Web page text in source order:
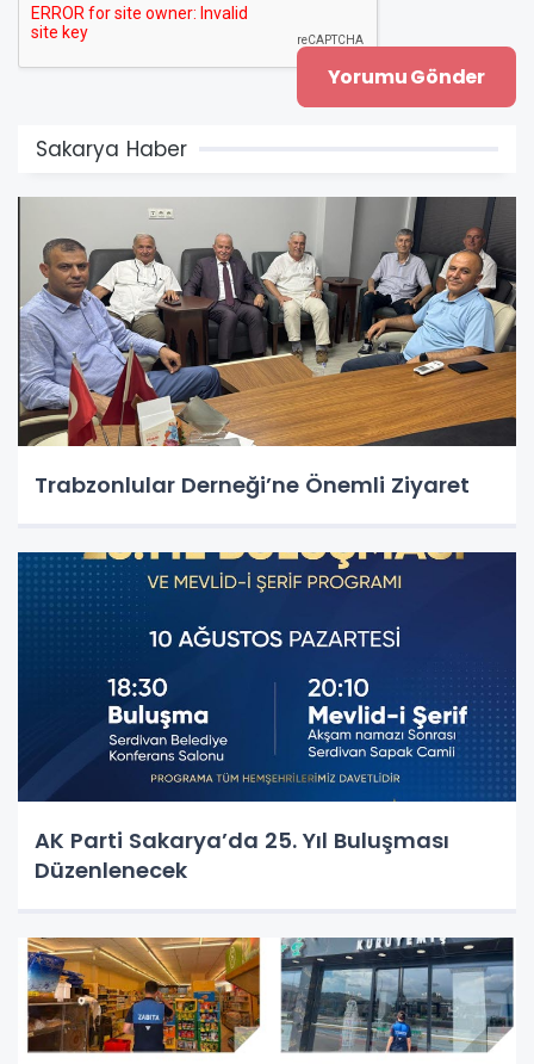
Sakarya Haber
Trabzonlular Derneği’ne Önemli Ziyaret
AK Parti Sakarya’da 25. Yıl Buluşması
Düzenlenecek